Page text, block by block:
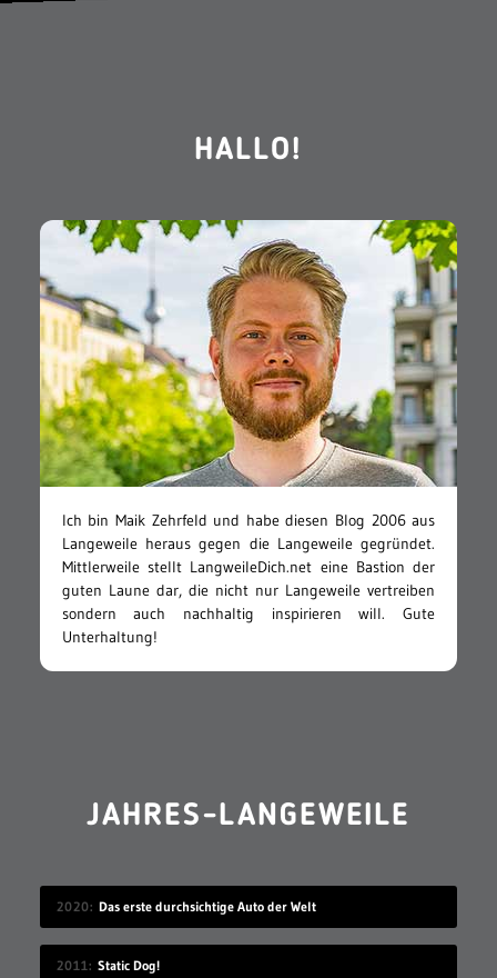
HALLO!
Ich bin Maik Zehrfeld und habe diesen Blog 2006 aus
Langeweile heraus gegen die Langeweile gegründet.
Mittlerweile stellt LangweileDich.net eine Bastion der
guten Laune dar, die nicht nur Langeweile vertreiben
sondern auch nachhaltig inspirieren will. Gute
Unterhaltung!
JAHRES-LANGEWEILE
2020 Das erste durchsichtige Auto der Welt
2011 Static Dog!